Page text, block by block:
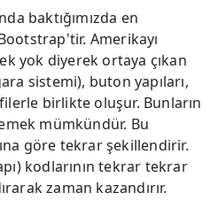
baktığımızda en
Amerikayı
yok diyerek ortaya çıkan
sistemi), buton yapıları,
birlikte oluşur. Bunların
mümkündür. Bu
göre tekrar şekillendirir.
kodlarının tekrar tekrar
zaman kazandırır.